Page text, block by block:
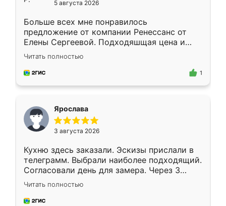
5 августа 2026
Больше всех мне понравилось
предложение от компании Ренессанс от
Елены Сергеевой. Подходяшщая цена и
короткие сроки изготовления. Приехавший
для замера сотрудник Владислав
предложил по моему эскизу самый
Читать полностью
1
Ярослава
3 августа 2026
Кухню здесь заказали. Эскизы прислали в
телеграмм. Выбрали наиболее подходящий.
Согласовали день для замера. Через 3
недели кухня была уже готова. Остались
довольны работой. Спасибо Ренессанс
мебель за качественную работу!
Читать полностью